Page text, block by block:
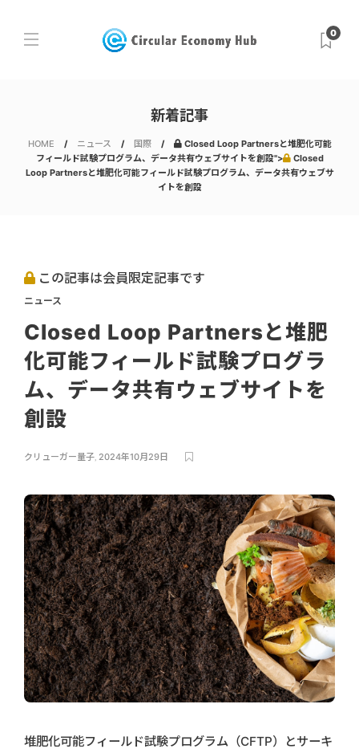
0
新着記事
HOME ニュース 国際
Closed Loop Partnersと堆肥化可能
フィールド試験プログラム、データ共有ウェブサイトを創設">
Closed
Loop Partnersと堆肥化可能フィールド試験プログラム、データ共有ウェブサ
イトを創設
この記事は会員限定記事です
ニュース
Closed Loop Partnersと堆肥
化可能フィールド試験プログラ
ム、データ共有ウェブサイトを
創設
クリューガー量子, 2024年10月29日
堆肥化可能フィールド試験プログラム（CFTP）とサーキ